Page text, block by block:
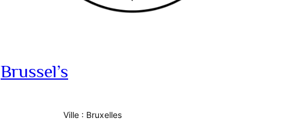
Brussel’s
Ville : Bruxelles